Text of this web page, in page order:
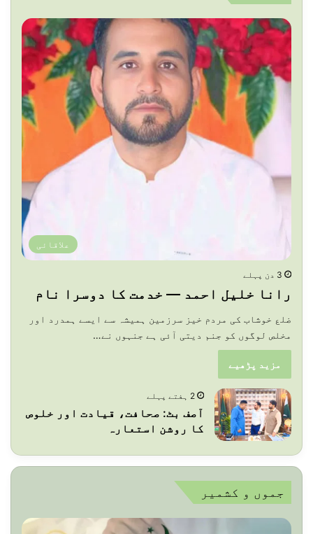
علاقائی
3 دن پہلے
رانا خلیل احمد — خدمت کا دوسرا نام
ضلع خوشاب کی مردم خیز سرزمین ہمیشہ سے ایسے ہمدرد اور
مخلص لوگوں کو جنم دیتی آئی ہے جنہوں نے…
مزید پڑھیے
2 ہفتے پہلے
آصف بٹ: صحافت، قیادت اور خلوص
کا روشن استعارہ
جموں و کشمیر